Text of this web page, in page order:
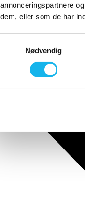
annonceringspartnere
dem, eller som de har
Nødvendig